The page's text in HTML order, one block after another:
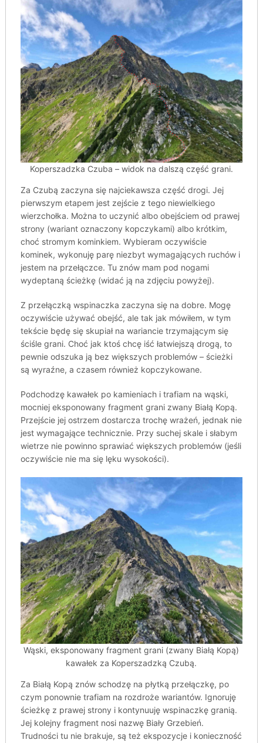
Koperszadzka Czuba – widok na dalszą część grani.
Za Czubą zaczyna się najciekawsza część drogi. Jej
pierwszym etapem jest zejście z tego niewielkiego
wierzchołka. Można to uczynić albo obejściem od prawej
strony (wariant oznaczony kopczykami) albo krótkim,
choć stromym kominkiem. Wybieram oczywiście
kominek, wykonuję parę niezbyt wymagających ruchów i
jestem na przełączce. Tu znów mam pod nogami
wydeptaną ścieżkę (widać ją na zdjęciu powyżej).
Z przełączką wspinaczka zaczyna się na dobre. Mogę
oczywiście używać obejść, ale tak jak mówiłem, w tym
tekście będę się skupiał na wariancie trzymającym się
ściśle grani. Choć jak ktoś chcę iść łatwiejszą drogą, to
pewnie odszuka ją bez większych problemów – ścieżki
są wyraźne, a czasem również kopczykowane.
Podchodzę kawałek po kamieniach i trafiam na wąski,
mocniej eksponowany fragment grani zwany Białą Kopą.
Przejście jej ostrzem dostarcza trochę wrażeń, jednak nie
jest wymagające technicznie. Przy suchej skale i słabym
wietrze nie powinno sprawiać większych problemów (jeśli
oczywiście nie ma się lęku wysokości).
Wąski, eksponowany fragment grani (zwany Białą Kopą)
kawałek za Koperszadzką Czubą.
Za Białą Kopą znów schodzę na płytką przełączkę, po
czym ponownie trafiam na rozdroże wariantów. Ignoruję
ścieżkę z prawej strony i kontynuuję wspinaczkę granią.
Jej kolejny fragment nosi nazwę Biały Grzebień.
Trudności tu nie brakuje, są też ekspozycje i konieczność